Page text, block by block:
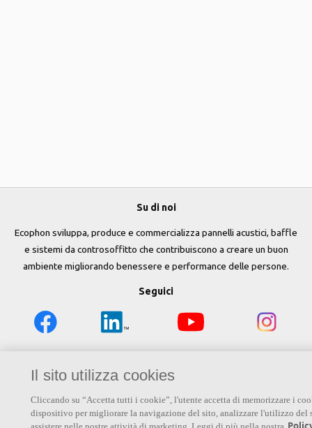
Su di noi
Ecophon sviluppa, produce e commercializza pannelli acustici, baffle
e sistemi da controsoffitto che contribuiscono a creare un buon
ambiente migliorando benessere e performance delle persone.
Seguici
Proprietà tecniche Colori e superfici
Il sito utilizza cookies
Cliccando su “Accetta tutti i cookie”, l'utente accetta di memorizzare i
dispositivo per migliorare la navigazione del sito, analizzare l'utilizzo del